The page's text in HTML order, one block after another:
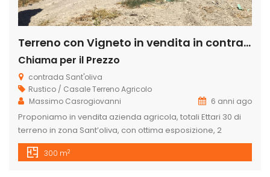
Terreno con Vigneto in vendita in contrada sant’ oliva s.n.c., Licata
Chiama per il Prezzo
contrada Sant'oliva
Rustico / CasaleTerreno Agricolo
Massimo Casrogiovanni
6 anni ago
Proponiamo in vendita azienda agricola, totali Ettari 30 di
terreno in zona Sant’oliva, con ottima esposizione, 2
caseggiati, alberi d’ ulivo, 9 ettari di vigneto di cui 3 ettari di
Tabernet Savignon e 6 ettari di nero D’Avola. , 6 ettari di
300 m2